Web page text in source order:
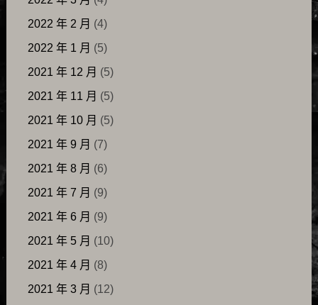
2022 年 2 月 (4)
2022 年 1 月 (5)
2021 年 12 月 (5)
2021 年 11 月 (5)
2021 年 10 月 (5)
2021 年 9 月 (7)
2021 年 8 月 (6)
2021 年 7 月 (9)
2021 年 6 月 (9)
2021 年 5 月 (10)
2021 年 4 月 (8)
2021 年 3 月 (12)